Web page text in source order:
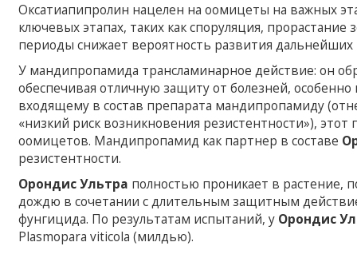
Оксатиапипролин нацелен на оомицеты на важных
ключевых этапах, таких как споруляция,
периоды снижает вероятность развития дальнейших
У мандипропамида трансламинарное действие: он
обеспечивая отличную защиту от болезней,
входящему в состав препарата мандипропамиду
«низкий риск возникновения резистентности»),
оомицетов. Мандипропамид как партнер в составе
резистентности.
Орондис Ультра полностью проникает в растение,
дождю в сочетании с длительным защитным
фунгицида. По результатам испытаний, у Орондис
Plasmopara viticola (милдью).